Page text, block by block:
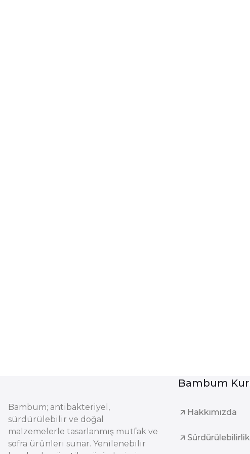
Bambum; antibakteriyel,
sürdürülebilir ve doğal
malzemelerle tasarlanmış mutfak ve
sofra ürünleri sunar. Yenilenebilir
Bambum
Hakkımızda
Sürdürülebilirlik